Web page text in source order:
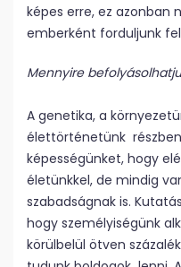
képes erre, ez azonban
emberként forduljunk
Mennyire
A genetika, a
élettörténetünk
képességünket, hogy
életünkkel, de mindig
szabadságnak is.
hogy személyiségünk
körülbelül ötven